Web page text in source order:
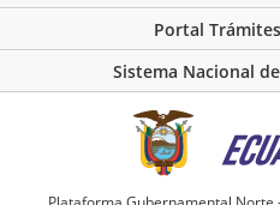
Portal
Sistema Nacional